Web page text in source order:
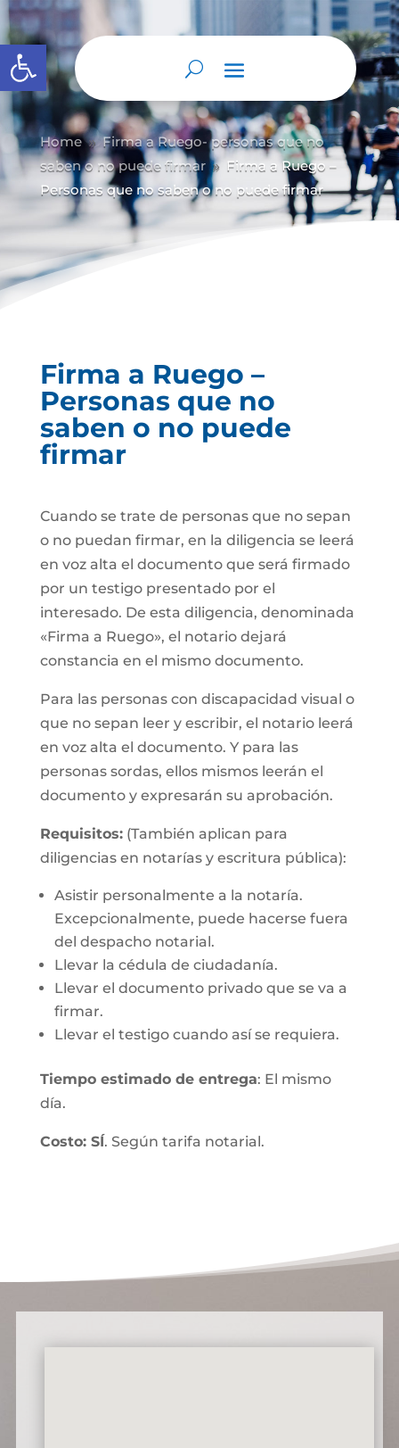
Abrir barra de herramientas
Home 9 Firma a Ruego- personas que no
saben o no puede firmar 9
Firma a Ruego –
Personas que no saben o no puede firmar
Firma a Ruego –
Personas que no
saben o no puede
firmar
Cuando se trate de personas que no sepan
o no puedan firmar, en la diligencia se leerá
en voz alta el documento que será firmado
por un testigo presentado por el
interesado. De esta diligencia, denominada
«Firma a Ruego», el notario dejará
constancia en el mismo documento.
Para las personas con discapacidad visual o
que no sepan leer y escribir, el notario leerá
en voz alta el documento. Y para las
personas sordas, ellos mismos leerán el
documento y expresarán su aprobación.
Requisitos:(También aplican para
diligencias en notarías y escritura pública):
Asistir personalmente a la notaría.
Excepcionalmente, puede hacerse fuera
del despacho notarial.
Llevar la cédula de ciudadanía.
Llevar el documento privado que se va a
firmar.
Llevar el testigo cuando así se requiera.
Tiempo estimado de entrega: El mismo
día.
Costo: SÍ. Según tarifa notarial.